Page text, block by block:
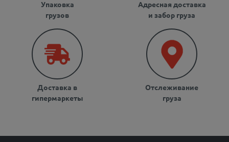
Упаковка
грузов
Адресная доставка
и забор груза
Доставка в
гипермаркеты
Отслеживание
груза